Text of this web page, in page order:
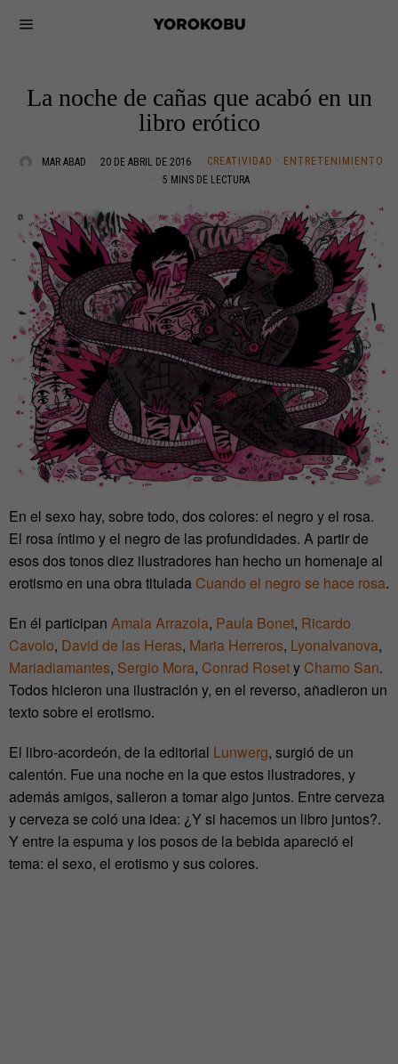
La noche de cañas que acabó en un
libro erótico
MAR ABAD 20 DE ABRIL DE 2016 CREATIVIDAD · ENTRETENIMIENTO
5 MINS DE LECTURA
En el sexo hay, sobre todo, dos colores: el negro y el rosa.
El rosa íntimo y el negro de las profundidades. A partir de
esos dos tonos diez ilustradores han hecho un homenaje al
erotismo en una obra titulada Cuando el negro se hace rosa.
En él participan Amaia Arrazola, Paula Bonet, Ricardo
Cavolo, David de las Heras, Maria Herreros, LyonaIvanova,
Mariadiamantes, Sergio Mora, Conrad Rosety Chamo San.
Todos hicieron una ilustración y, en el reverso, añadieron un
texto sobre el erotismo.
El libro-acordeón, de la editorial Lunwerg, surgió de un
calentón. Fue una noche en la que estos ilustradores, y
además amigos, salieron a tomar algo juntos. Entre cerveza
y cerveza se coló una idea: ¿Y si hacemos un libro juntos?.
Y entre la espuma y los posos de la bebida apareció el
tema: el sexo, el erotismo y sus colores.